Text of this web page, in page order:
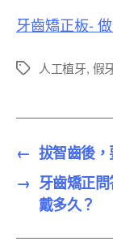
牙齒矯正板-
標
人工植牙, 假
← 拔智齒後
→ 牙齒矯正
戴多久？